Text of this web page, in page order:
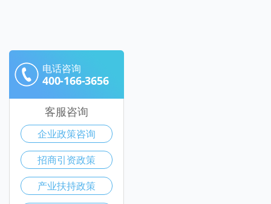
电话咨询
400-166-3656
客服咨询
企业政策咨询
招商引资政策
产业扶持政策